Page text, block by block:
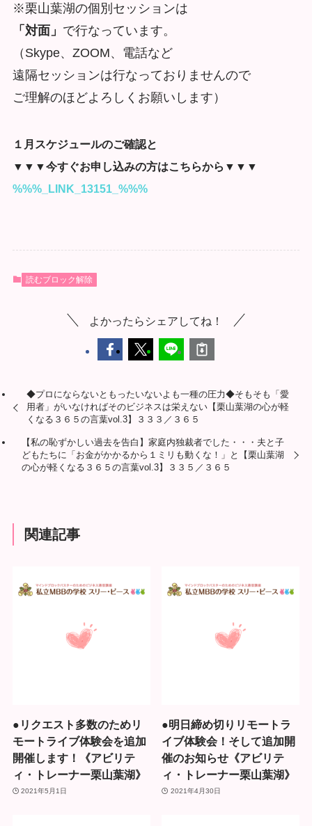
※栗山葉湖の個別セッションは
「対面」 で行なっています。
（Skype、ZOOM、電話など
遠隔セッションは行なっておりませんので
ご理解のほどよろしくお願いします）
１月スケジュールのご確認と
▼▼▼今すぐお申し込みの方はこちらから▼▼▼
%%%_LINK_13151_%%%
読むブロック解除
よかったらシェアしてね！
◆プロにならないともったいないよも一種の圧力◆そもそも「愛
用者」がいなければそのビジネスは栄えない【栗山葉湖の心が軽
くなる３６５の言葉vol.3】３３３／３６５
【私の恥ずかしい過去を告白】家庭内独裁者でした・・・夫と子
どもたちに「お金がかかるから１ミリも動くな！」と【栗山葉湖
の心が軽くなる３６５の言葉vol.3】３３５／３６５
関連記事
●リクエスト多数のためリ
モートライブ体験会を追加
開催します！《アビリテ
ィ・トレーナー栗山葉湖》
2021年5月1日
●明日締め切りリモートラ
イブ体験会！そして追加開
催のお知らせ《アビリテ
ィ・トレーナー栗山葉湖》
2021年4月30日